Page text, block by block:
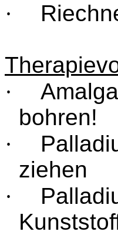
·
·
bohren!
·
ziehen
·